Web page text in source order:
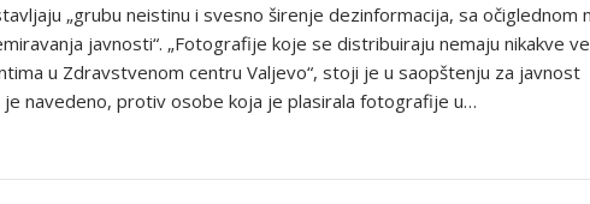
„grubu neistinu i svesno širenje dezinformacija, sa očiglednom
javnosti“. „Fotografije koje se distribuiraju nemaju nikakve
u Zdravstvenom centru Valjevo“, stoji je u saopštenju za javnost
navedeno, protiv osobe koja je plasirala fotografije u…